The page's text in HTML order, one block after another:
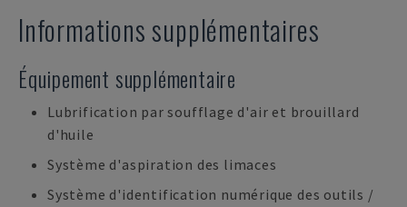
Informations supplémentaires
Équipement supplémentaire
Lubrification par soufflage d'air et brouillard
d'huile
Système d'aspiration des limaces
Système d'identification numérique des outils /